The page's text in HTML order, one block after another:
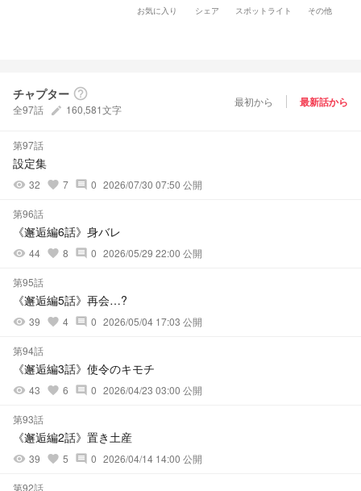
お気に入り シェア スポットライト その他
チャプター help_outline
全97話 create 160,581文字
最初から 最新話から
第97話
設定集
visibility 32 favorite 7 comment 0 2026/07/30 07:50 公開
第96話
《邂逅編6話》身バレ
visibility 44 favorite 8 comment 0 2026/05/29 22:00 公開
第95話
《邂逅編5話》再会…?
visibility 39 favorite 4 comment 0 2026/05/04 17:03 公開
第94話
《邂逅編3話》使令のキモチ
visibility 43 favorite 6 comment 0 2026/04/23 03:00 公開
第93話
《邂逅編2話》置き土産
visibility 39 favorite 5 comment 0 2026/04/14 14:00 公開
第92話